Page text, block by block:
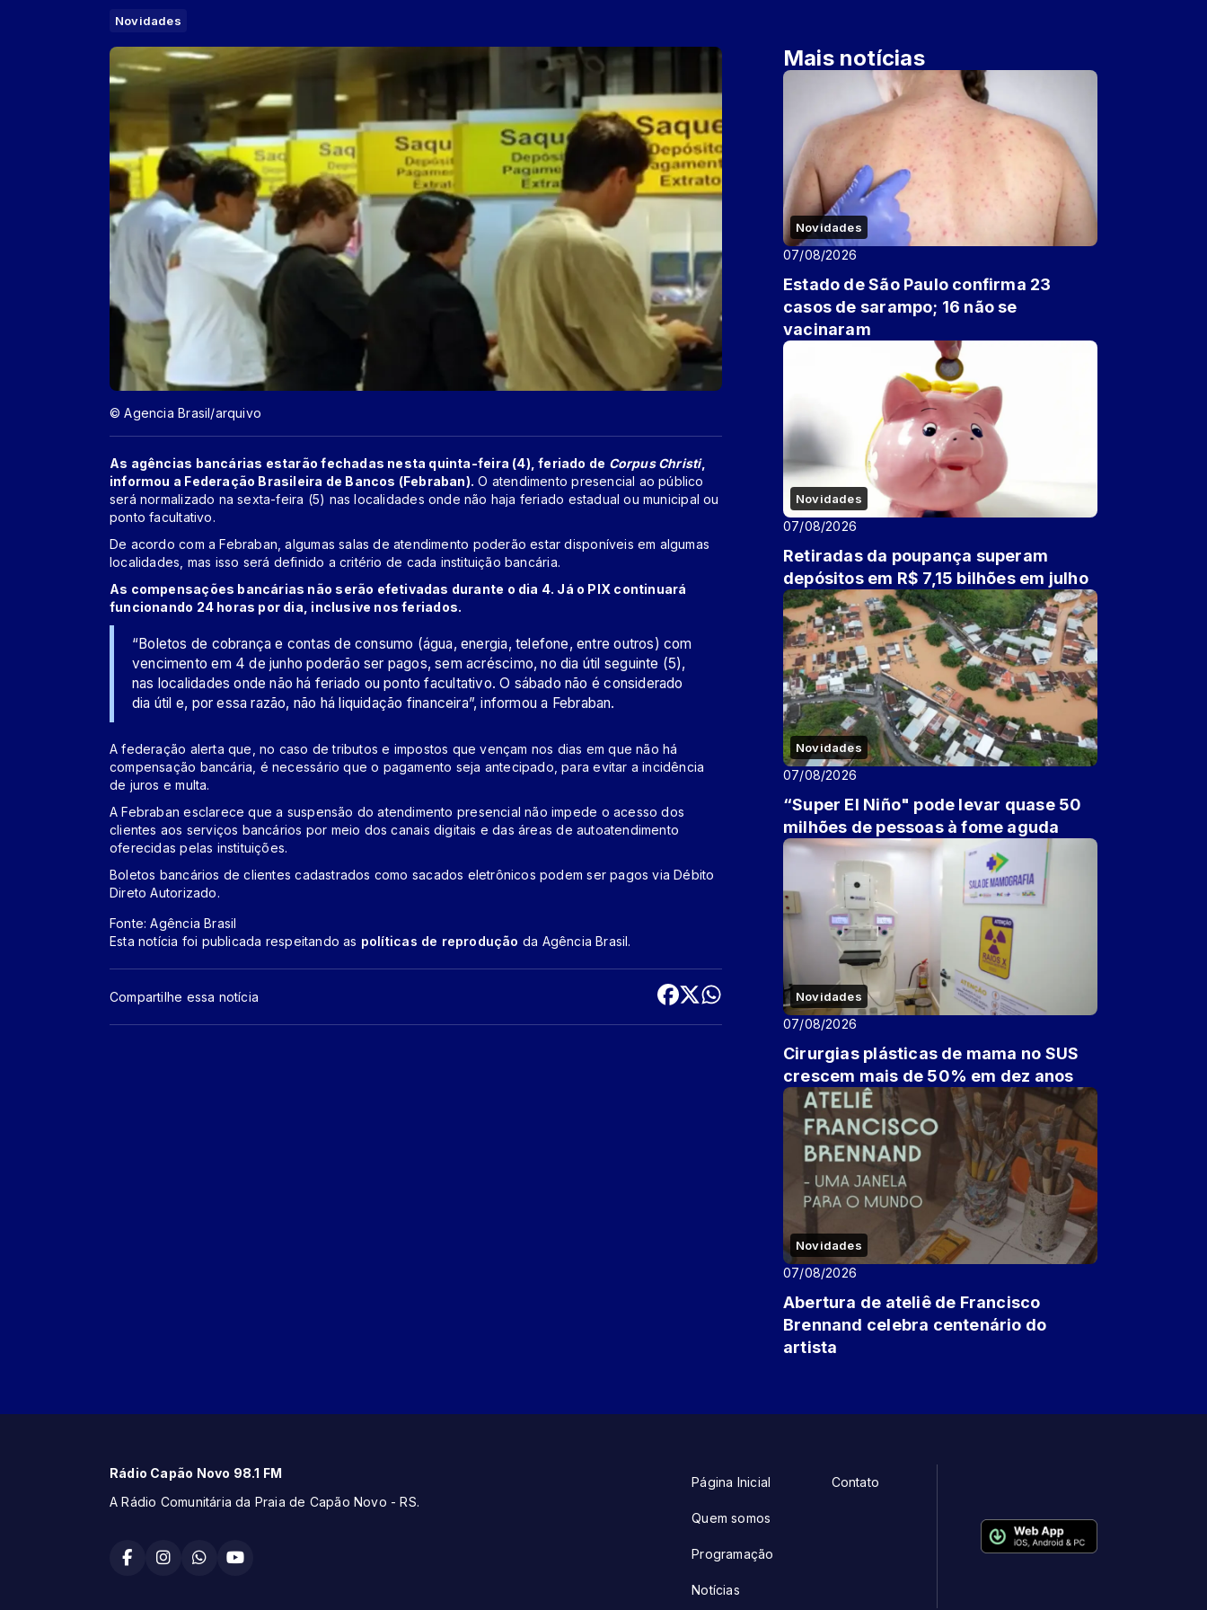
Novidades
© Agencia Brasil/arquivo
As agências bancárias estarão fechadas nesta quinta-feira (4), feriado de Corpus Christi,
informou a Federação Brasileira de Bancos (Febraban). O atendimento presencial ao público
será normalizado na sexta-feira (5) nas localidades onde não haja feriado estadual ou municipal ou
ponto facultativo.
De acordo com a Febraban, algumas salas de atendimento poderão estar disponíveis em algumas
localidades, mas isso será definido a critério de cada instituição bancária.
As compensações bancárias não serão efetivadas durante o dia 4. Já o PIX continuará
funcionando 24 horas por dia, inclusive nos feriados.
“Boletos de cobrança e contas de consumo (água, energia, telefone, entre outros) com
vencimento em 4 de junho poderão ser pagos, sem acréscimo, no dia útil seguinte (5),
nas localidades onde não há feriado ou ponto facultativo. O sábado não é considerado
dia útil e, por essa razão, não há liquidação financeira”, informou a Febraban.
A federação alerta que, no caso de tributos e impostos que vençam nos dias em que não há
compensação bancária, é necessário que o pagamento seja antecipado, para evitar a incidência
de juros e multa.
A Febraban esclarece que a suspensão do atendimento presencial não impede o acesso dos
clientes aos serviços bancários por meio dos canais digitais e das áreas de autoatendimento
oferecidas pelas instituições.
Boletos bancários de clientes cadastrados como sacados eletrônicos podem ser pagos via Débito
Direto Autorizado.
Fonte: Agência Brasil
Esta notícia foi publicada respeitando as políticas de reprodução da Agência Brasil.
Compartilhe essa notícia
Mais notícias
Novidades
07/08/2026
Estado de São Paulo confirma 23
casos de sarampo; 16 não se
vacinaram
Novidades
07/08/2026
Retiradas da poupança superam
depósitos em R$ 7,15 bilhões em julho
Novidades
07/08/2026
“Super El Niño" pode levar quase 50
milhões de pessoas à fome aguda
Novidades
07/08/2026
Cirurgias plásticas de mama no SUS
crescem mais de 50% em dez anos
Novidades
07/08/2026
Abertura de ateliê de Francisco
Brennand celebra centenário do
artista
Rádio Capão Novo 98.1 FM
A Rádio Comunitária da Praia de Capão Novo - RS.
Página Inicial
Quem somos
Programação
Notícias
Contato